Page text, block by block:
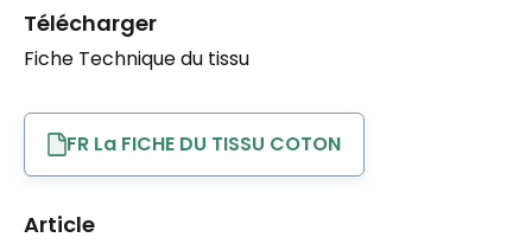
Télécharger
Fiche Technique du tissu
FR La FICHE DU TISSU COTON
Article